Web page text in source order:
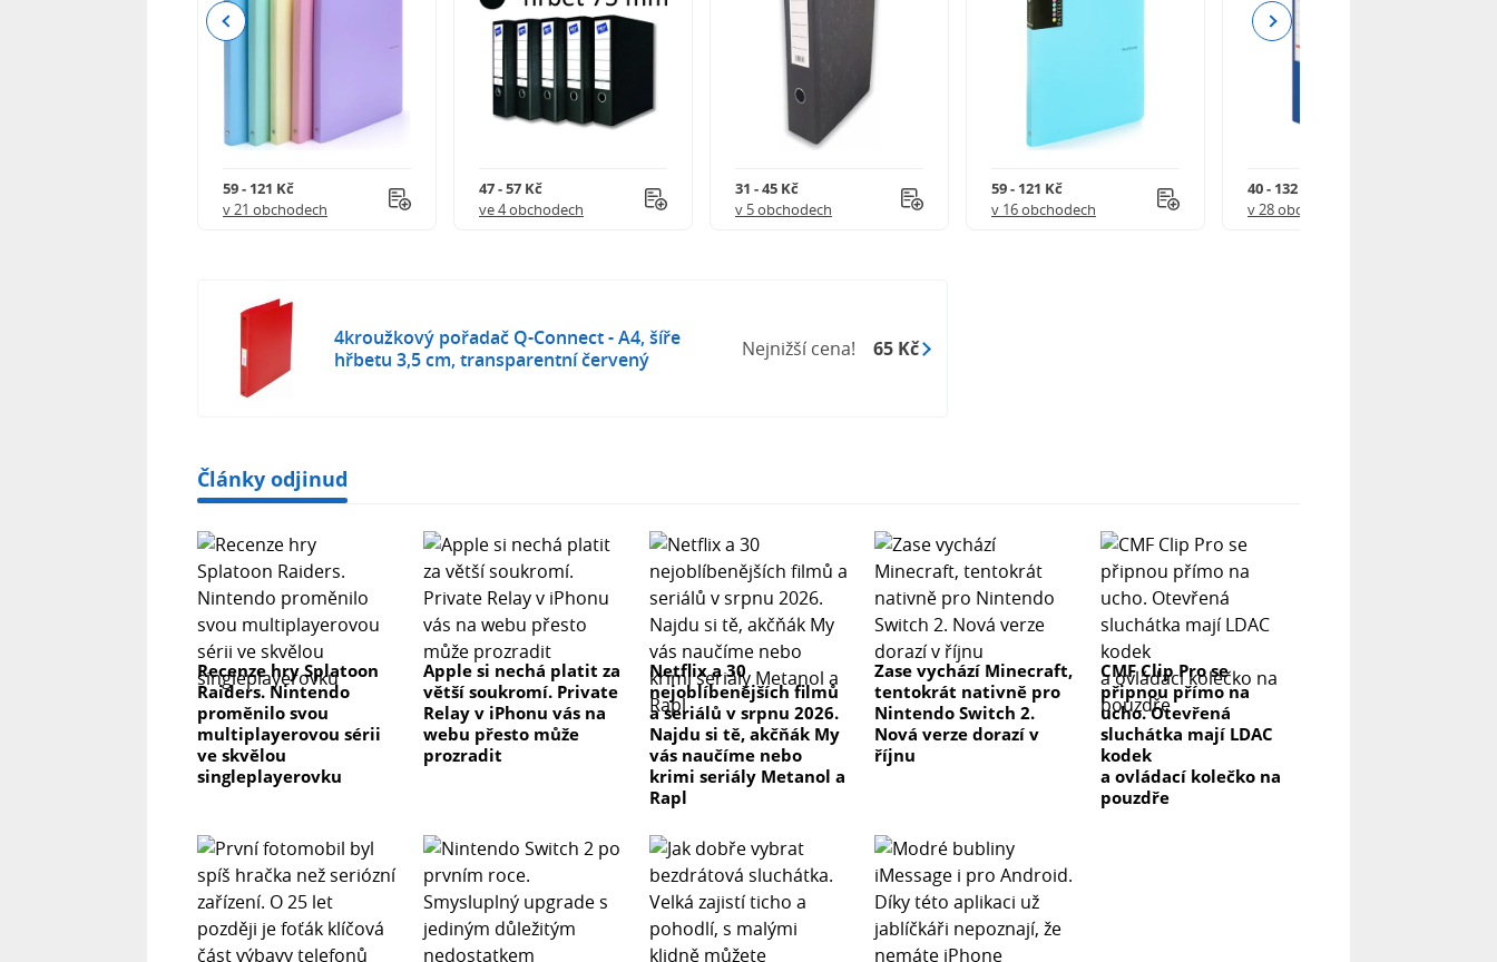
59 - 121 Kč
v 21 obchodech
47 - 57 Kč
ve 4 obchodech
31 - 45 Kč
v 5 obchodech
59 - 121 Kč
v 16 obchodech
40 - 132 Kč
v 28 obchodech
Previous Next
4kroužkový pořadač Q-Connect - A4, šíře
hřbetu 3,5 cm, transparentní červený
Nejnižší cena! 65 Kč
Články odjinud
Recenze hry Splatoon
Raiders. Nintendo
proměnilo svou
multiplayerovou sérii
ve skvělou
singleplayerovku
Apple si nechá platit za
větší soukromí. Private
Relay v iPhonu vás na
webu přesto může
prozradit
Netflix a 30
nejoblíbenějších filmů
a seriálů v srpnu 2026.
Najdu si tě, akčňák My
vás naučíme nebo
krimi seriály Metanol a
Rapl
Zase vychází Minecraft,
tentokrát nativně pro
Nintendo Switch 2.
Nová verze dorazí v
říjnu
CMF Clip Pro se
připnou přímo na
ucho. Otevřená
sluchátka mají LDAC
kodek
a ovládací kolečko na
pouzdře